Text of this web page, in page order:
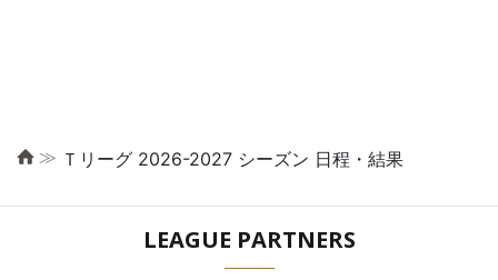
≫ Ｔリーグ 2026-2027 シーズン 日程・結果
LEAGUE PARTNERS